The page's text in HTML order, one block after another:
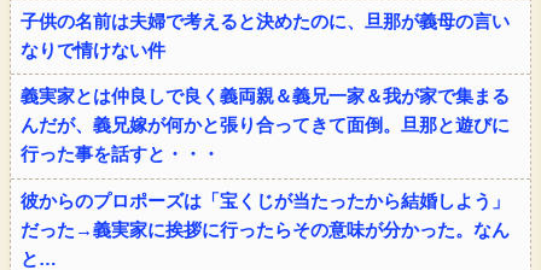
子供の名前は夫婦で考えると決めたのに、旦那が義母の言い
なりで情けない件
義実家とは仲良しで良く義両親＆義兄一家＆我が家で集まる
んだが、義兄嫁が何かと張り合ってきて面倒。旦那と遊びに
行った事を話すと・・・
彼からのプロポーズは「宝くじが当たったから結婚しよう」
だった→義実家に挨拶に行ったらその意味が分かった。なん
と…